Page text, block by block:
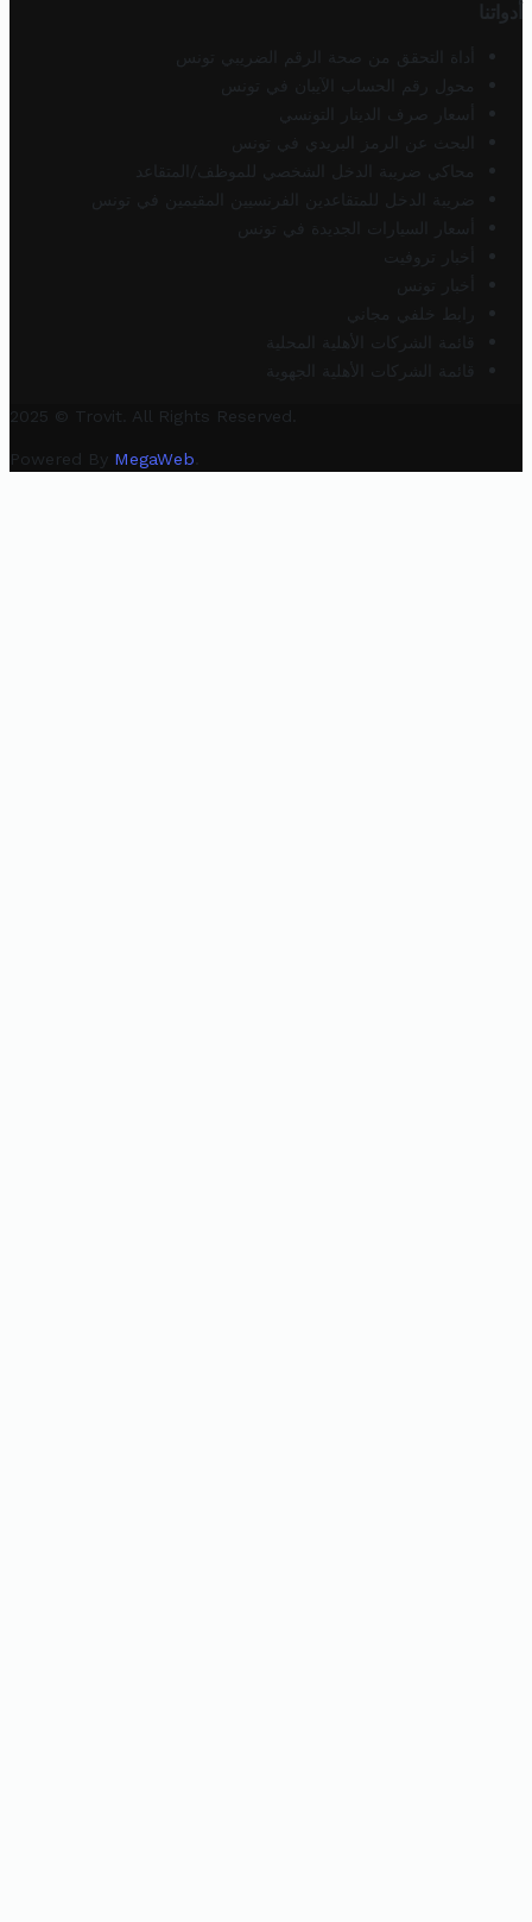
أدواتنا
أداة التحقق من صحة الرقم الضريبي تونس
محول رقم الحساب الآيبان في تونس
أسعار صرف الدينار التونسي
البحث عن الرمز البريدي في تونس
محاكي ضريبة الدخل الشخصي للموظف/المتقاعد
ضريبة الدخل للمتقاعدين الفرنسيين المقيمين في تونس
أسعار السيارات الجديدة في تونس
أخبار تروفيت
أخبار تونس
رابط خلفي مجاني
قائمة الشركات الأهلية المحلية
قائمة الشركات الأهلية الجهوية
2025 © Trovit. All Rights Reserved.
Powered By MegaWeb